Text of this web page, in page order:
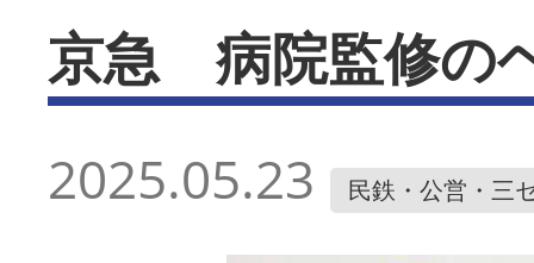
京急 病院監修の
2025.05.23 民鉄・公営・三